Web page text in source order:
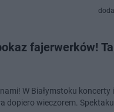
fajerwerków!
W Białymstoku koncerty
dopiero wieczorem.